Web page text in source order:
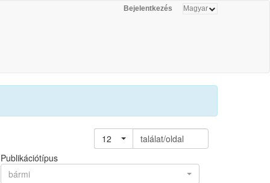
Bejelentkezés
12
találat/oldal
Publikációtípus
bármi